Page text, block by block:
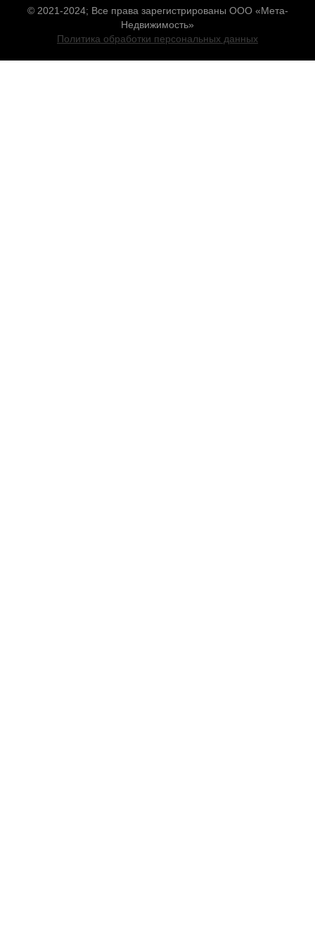
© 2021-2024; Все права зарегистрированы ООО «Мета-
Недвижимость»
Политика обработки персональных данных